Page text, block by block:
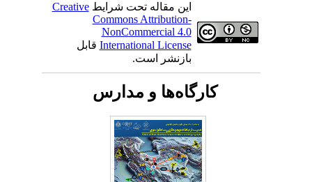
این مقاله تحت شرایطCreative
Commons Attribution-
NonCommercial 4.0
International Licenseقابل
بازنشر است.
کارگاه‌ها و مدارس